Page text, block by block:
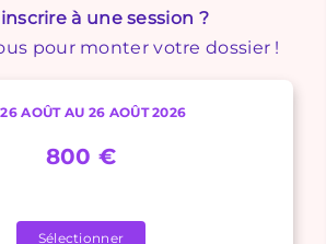
à une session ?
pour monter votre dossier !
AOÛT AU 26 AOÛT 2026
800 €
Sélectionner